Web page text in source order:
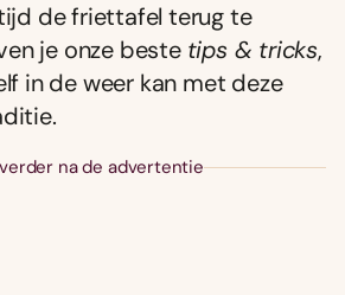
de friettafel terug te
je onze beste tips & tricks,
in de weer kan met deze
na de advertentie